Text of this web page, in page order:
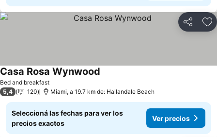
Compartir
Bed and breakfast
Casa Rosa Wynwood
5,4 120 Miami, a 19.7 km de: Hallandale Beach
Seleccioná las fechas para ver los
precios exactos
Ver precios